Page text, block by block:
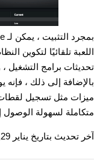
اللعبة تلقائيًا لتكوين
تحديثات برامج
بالإضافة إلى ذلك ، فإنه
ميزات مثل تسجيل لقطات
متكاملة لسهولة الوصول
آخر تحديث بتاريخ يناير 29, 2023 بواسطة